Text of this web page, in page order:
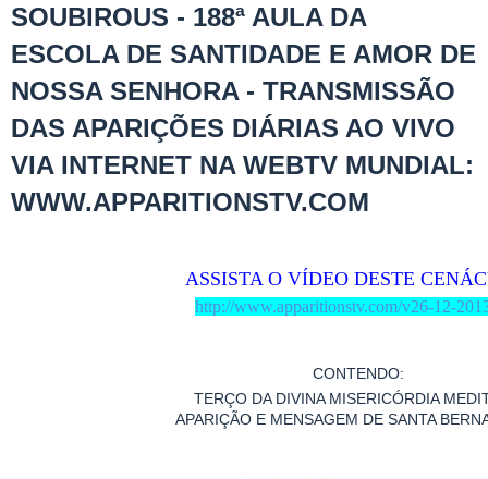
SOUBIROUS - 188ª AULA DA
ESCOLA DE SANTIDADE E AMOR DE
NOSSA SENHORA - TRANSMISSÃO
DAS APARIÇÕES DIÁRIAS AO VIVO
VIA INTERNET NA WEBTV MUNDIAL:
WWW.APPARITIONSTV.COM
ASSISTA O VÍDEO DESTE
http://www.apparitionstv.com/v26-12-
CONTENDO:
TERÇO DA DIVINA MISERICÓRDIA
APARIÇÃO E MENSAGEM DE SANTA